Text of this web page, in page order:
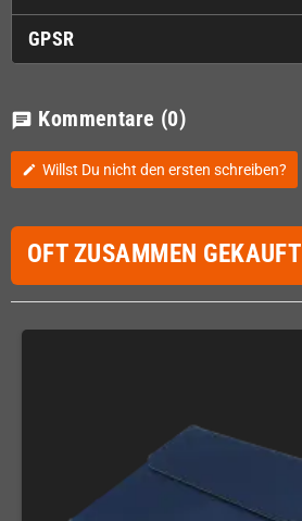
GPSR
chat Kommentare (0)
edit Willst Du nicht den ersten schreiben?
OFT ZUSAMMEN GEKAUFT